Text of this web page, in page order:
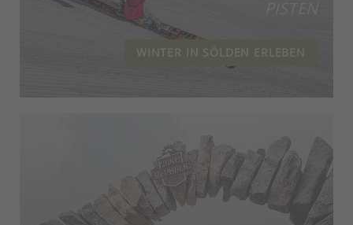
WINTER IN SÖLDEN ERLEBEN